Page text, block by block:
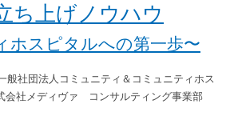
ち上げノウハウ
ホスピタルへの第一歩〜
般社団法人コミュニティ＆コミュニティホス
会社メディヴァ コンサルティング事業部